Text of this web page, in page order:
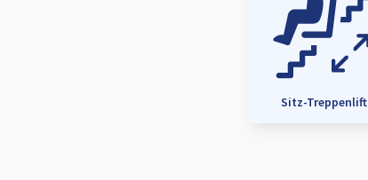
Sitz-Treppenlift